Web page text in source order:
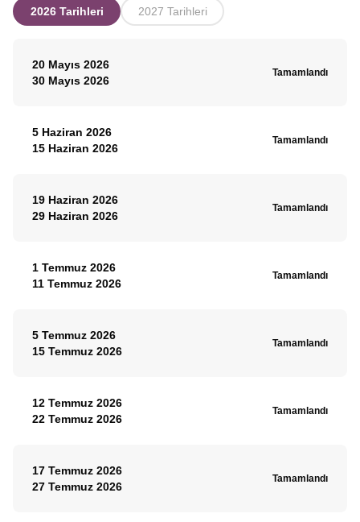
2026 Tarihleri 2027 Tarihleri
20 Mayıs 2026
30 Mayıs 2026
Tamamlandı
5 Haziran 2026
15 Haziran 2026
Tamamlandı
19 Haziran 2026
29 Haziran 2026
Tamamlandı
1 Temmuz 2026
11 Temmuz 2026
Tamamlandı
5 Temmuz 2026
15 Temmuz 2026
Tamamlandı
12 Temmuz 2026
22 Temmuz 2026
Tamamlandı
17 Temmuz 2026
27 Temmuz 2026
Tamamlandı